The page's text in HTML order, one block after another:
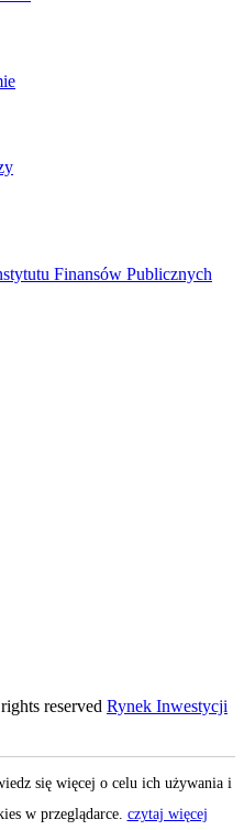
reserved Rynek Inwestycji
się więcej o celu ich używania i
w przeglądarce. czytaj więcej